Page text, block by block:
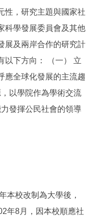
性，研究主題與國家社
科學發展委員會及其他
展及兩岸合作的研究計
以下方向： （一） 立
應全球化發展的主流趨
以學院作為學術交流
發揮公民社會的領導
本校改制為大學後，
年8月，因本校順應社